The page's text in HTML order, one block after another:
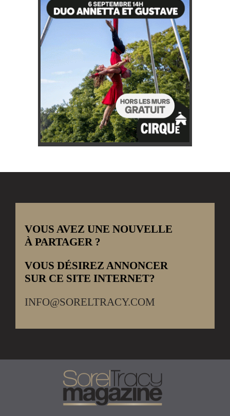
VOUS AVEZ UNE NOUVELLE
À PARTAGER ?
VOUS DÉSIREZ ANNONCER
SUR CE SITE INTERNET?
INFO@SORELTRACY.COM